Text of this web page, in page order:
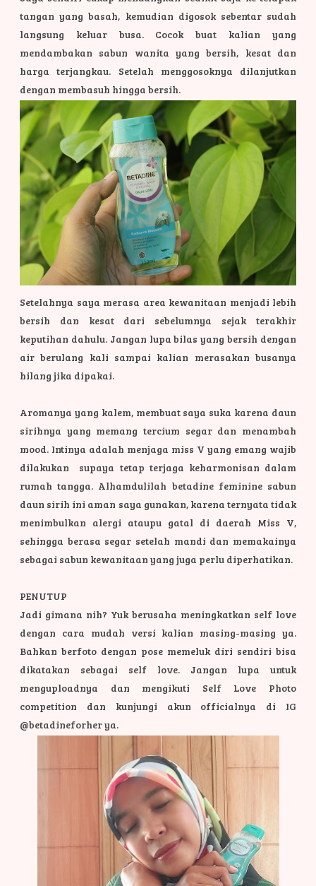
tangan yang basah, kemudian digosok sebentar sudah
langsung keluar busa. Cocok buat kalian yang
mendambakan sabun wanita yang bersih, kesat dan
harga terjangkau. Setelah menggosoknya dilanjutkan
dengan membasuh hingga bersih.
Setelahnya saya merasa area kewanitaan menjadi lebih
bersih dan kesat dari sebelumnya sejak terakhir
keputihan dahulu. Jangan lupa bilas yang bersih dengan
air berulang kali sampai kalian merasakan busanya
hilang jika dipakai.
Aromanya yang kalem, membuat saya suka karena daun
sirihnya yang memang tercium segar dan menambah
mood. Intinya adalah menjaga miss V yang emang wajib
dilakukan supaya tetap terjaga keharmonisan dalam
rumah tangga. Alhamdulilah betadine feminine sabun
daun sirih ini aman saya gunakan, karena ternyata tidak
menimbulkan alergi ataupu gatal di daerah Miss V,
sehingga berasa segar setelah mandi dan memakainya
sebagai sabun kewanitaan yang juga perlu diperhatikan.
PENUTUP
Jadi gimana nih? Yuk berusaha meningkatkan self love
dengan cara mudah versi kalian masing-masing ya.
Bahkan berfoto dengan pose memeluk diri sendiri bisa
dikatakan sebagai self love. Jangan lupa untuk
menguploadnya dan mengikuti Self Love Photo
competition dan kunjungi akun officialnya di IG
@betadineforher ya.